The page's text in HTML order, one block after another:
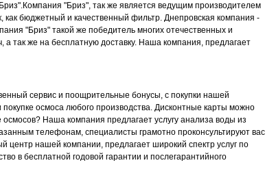
"Бриз", так же является ведущим производителем
бюджетный и качественный фильтр. Днепровская компания -
"Бриз" такой же победитель многих отечественных и
а так же на бесплатную доставку. Наша компания, предлагает
сервис и поощрительные бонусы, с покупки нашей
осмоса любого производства. Дисконтные карты можно
осмосов? Наша компания предлагает услугу анализа воды из
телефонам, специалисты грамотно проконсультируют вас
нашей компании, предлагает широкий спектр услуг по
в бесплатной годовой гарантии и послегарантийного